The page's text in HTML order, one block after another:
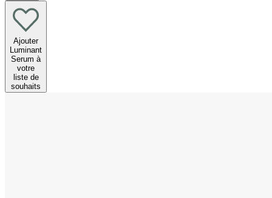
Ajouter
Luminant
Serum à
votre
liste de
souhaits